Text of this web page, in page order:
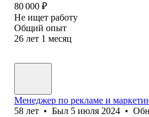
80 000 ₽
Не ищет работу
Общий опыт
26 лет 1 месяц
Менеджер по рекламе и
58 лет • Был 5 июля 2024 •